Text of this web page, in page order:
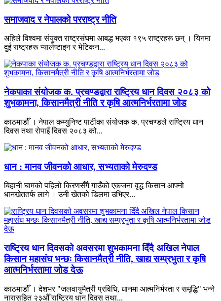
समाजवाद र नेपालको परराष्ट्र नीति
अहिले विश्वमा संयुक्त राष्ट्रसंघमा आबद्ध भएका १९५ राष्ट्रहरू छन् । यिनमा
दुई राष्ट्रहरू प्यालेष्टाइन र भेटिकन...
नेकपाका संयोजक क. प्रचण्डद्वारा राष्ट्रिय धान दिवस २०८३ को
शुभकामना, किसानमैत्री नीति र कृषि आत्मनिर्भरतामा जोड
काठमाडौँ । नेपाल कम्युनिष्ट पार्टीका संयोजक क. प्रचण्डले राष्ट्रिय धान
दिवस तथा रोपाइँ दिवस २०८३ को...
धान : मानव जीवनको आधार, सभ्यताको मेरुदण्ड
बिहानी घामको पहिलो किरणसँगै गाउँको एकजना वृद्ध किसान आफ्नो
धानखेततर्फ लागे । उनी खेतको डिलमा उभिएर...
राष्ट्रिय धान दिवसको अवसरमा शुभकामना दिँदै अखिल नेपाल
किसान महासंघ भन्छः किसानमैत्री नीति, खाद्य सम्प्रभुता र कृषि
आत्मनिर्भरतामा जोड देऊ
काठमाडौँ । देशभर "जलवायुमैत्री प्रविधि, धानमा आत्मनिर्भरता र समृद्धि" भन्ने
नारासहित २३औँ राष्ट्रिय धान दिवस तथा...